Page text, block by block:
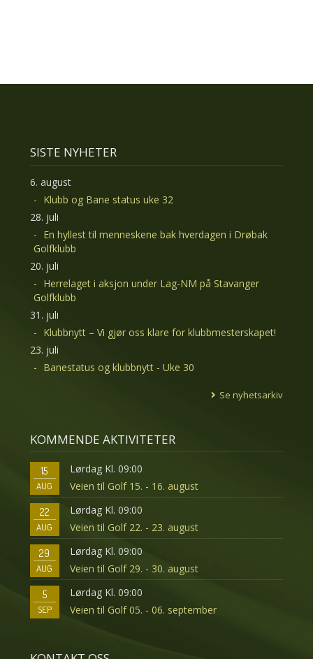
SISTE NYHETER
6. august
Klubb og Bane status uke 32
28. juli
En hyllest til menneskene bak hverdagen i Drøbak
Golfklubb
20. juli
Herrelaget i aksjon under Lag-NM på Stavanger
Golfklubb
31. juli
Klubbnytt – Vi gjør oss klare for klubbmesterskapet!
23. juli
Banestatus og klubbnytt - Uke 30
Se nyhetsarkiv
KOMMENDE AKTIVITETER
15
AUG
Lørdag Kl. 09:00
Veien til Golf 15. - 16. august
22
AUG
Lørdag Kl. 09:00
Veien til Golf 22. - 23. august
29
AUG
Lørdag Kl. 09:00
Veien til Golf 29. - 30. august
5
SEP
Lørdag Kl. 09:00
Veien til Golf 05. - 06. september